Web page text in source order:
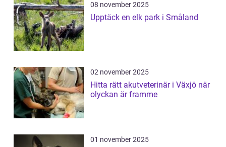
08 november 2025
Upptäck en elk park i Småland
02 november 2025
Hitta rätt akutveterinär i Växjö när
olyckan är framme
01 november 2025